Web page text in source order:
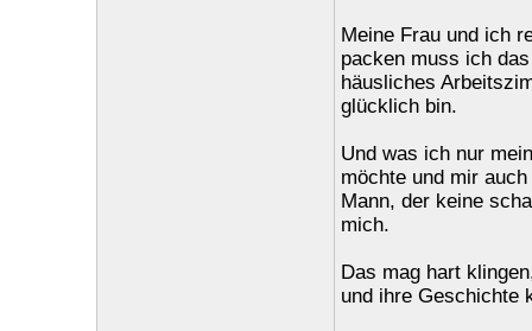
Meine Frau und ich
packen muss ich
häusliches
glücklich bin.
Und was ich nur
möchte und mir
Mann, der keine
mich.
Das mag hart
und ihre Geschichte